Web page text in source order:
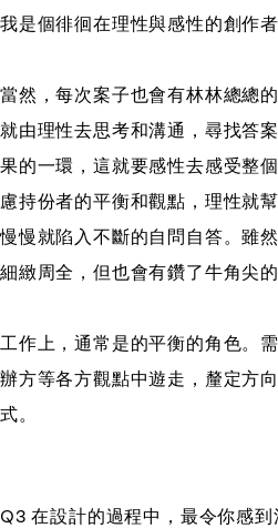
我是個徘徊在理性與感性的創作者
當然，每次案子也會有林林總總
就由理性去思考和溝通，尋找答
果的一環，這就要感性去感受整
慮持份者的平衡和觀點，理性就
慢慢就陷入不斷的自問自答。雖
細緻周全，但也會有鑽了牛角尖的
工作上，通常是的平衡的角色。
辦方等各方觀點中遊走，釐定方
式。
Q3 在設計的過程中，最令你感到